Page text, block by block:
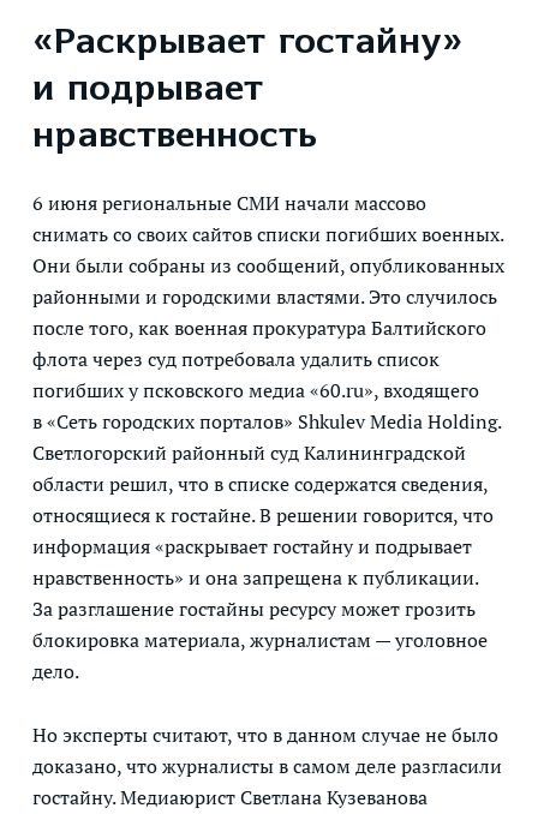
«Раскрывает гостайну»
и подрывает
нравственность
6 июня региональные СМИ начали массово
снимать со своих сайтов списки погибших военных.
Они были собраны из сообщений, опубликованных
районными и городскими властями. Это случилось
после того, как военная прокуратура Балтийского
флота через суд потребовала удалить список
погибших у псковского медиа «60.ru», входящего
в «Сеть городских порталов» Shkulev Media Holding.
Светлогорский районный суд Калининградской
области решил, что в списке содержатся сведения,
относящиеся к гостайне. В решении говорится, что
информация «раскрывает гостайну и подрывает
нравственность» и она запрещена к публикации.
За разглашение гостайны ресурсу может грозить
блокировка материала, журналистам — уголовное
дело.
Но эксперты считают, что в данном случае не было
доказано, что журналисты в самом деле разгласили
гостайну. Медиаюрист Светлана Кузеванова